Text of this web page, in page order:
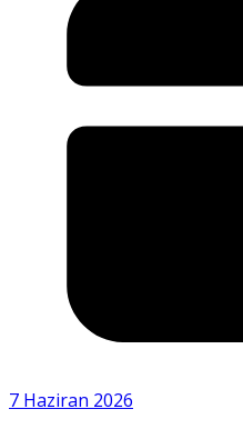
7 Haziran 2026